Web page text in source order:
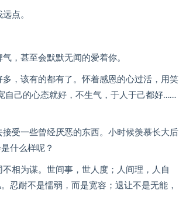
点。
，甚至会默默无闻的爱着你。
，该有的都有了。怀着感恩的心过活，用笑
自己的心态就好，不生气，于人于己都好……
受一些曾经厌恶的东西。小时候羡慕长大后
什么样呢？
相为谋。世间事，世人度；人间理，人自
忍耐不是懦弱，而是宽容；退让不是无能，